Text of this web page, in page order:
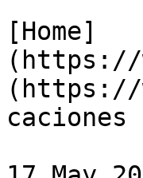
[Home]
(https://
(https://
caciones